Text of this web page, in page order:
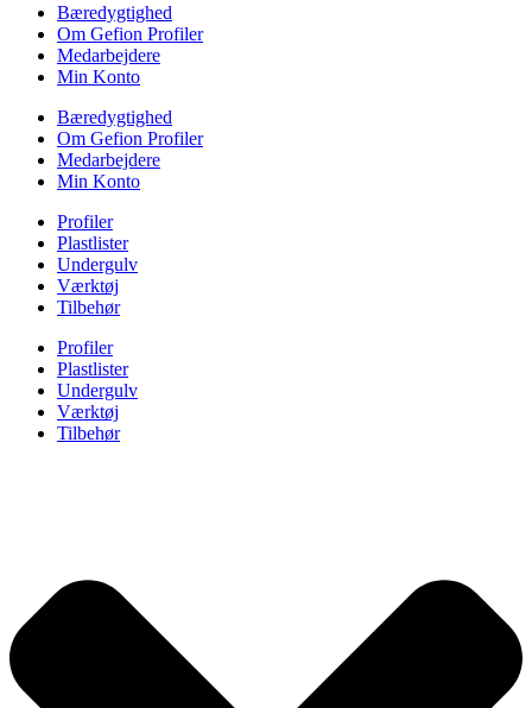
Bæredygtighed
Om Gefion Profiler
Medarbejdere
Min Konto
Bæredygtighed
Om Gefion Profiler
Medarbejdere
Min Konto
Profiler
Plastlister
Undergulv
Værktøj
Tilbehør
Profiler
Plastlister
Undergulv
Værktøj
Tilbehør